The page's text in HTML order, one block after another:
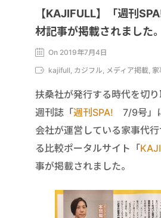
【KAJIFULL】「週刊
材記事が掲載されました。
On 2019年7月4日
kajifull, カジフル, メディア掲載, 家
扶桑社が発行する時代を切
週刊誌「週刊SPA! 7/9号」
会社が運営している家事代
る比較ポータルサイト「
事が掲載されました。